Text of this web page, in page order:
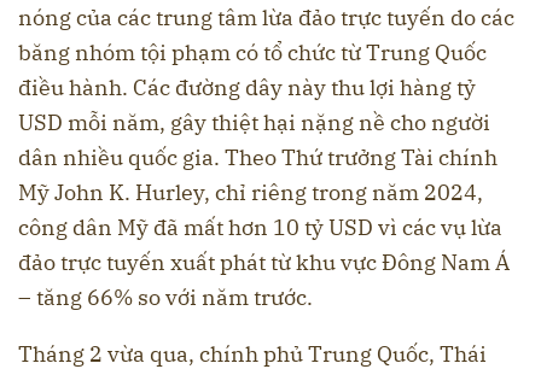
nóng của các trung tâm lừa đảo trực tuyến do các
băng nhóm tội phạm có tổ chức từ Trung Quốc
điều hành. Các đường dây này thu lợi hàng tỷ
USD mỗi năm, gây thiệt hại nặng nề cho người
dân nhiều quốc gia. Theo Thứ trưởng Tài chính
Mỹ John K. Hurley, chỉ riêng trong năm 2024,
công dân Mỹ đã mất hơn 10 tỷ USD vì các vụ lừa
đảo trực tuyến xuất phát từ khu vực Đông Nam Á
– tăng 66% so với năm trước.
Tháng 2 vừa qua, chính phủ Trung Quốc, Thái